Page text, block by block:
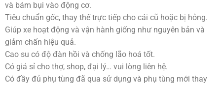
và bám bụi vào động cơ.
Tiêu chuẩn gốc, thay thế trực tiếp cho cái cũ hoặc bị hỏng.
Giúp xe hoạt động và vận hành giống như nguyên bản và
giảm chấn hiệu quả.
Cao su có độ đàn hồi và chống lão hoá tốt.
Có giá sỉ cho thợ, shop, đại lý… vui lòng liên hệ.
Có đầy đủ phụ tùng đã qua sử dụng và phụ tùng mới thay